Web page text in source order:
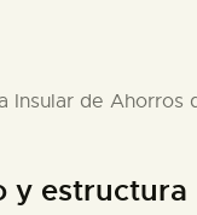
Insular de Ahorros
y estructura